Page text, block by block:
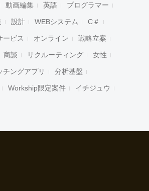
動画編集 英語 プログラマー
設計 WEBシステム C＃
ービス オンライン 戦略立案
商談 リクルーティング 女性
チングアプリ 分析基盤
Workship限定案件 イチジュウ